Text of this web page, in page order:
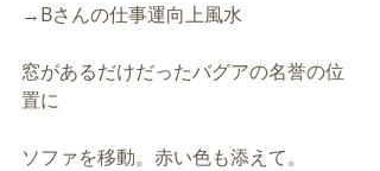
→Bさんの仕事運向上風水
窓があるだけだったバグアの名誉の位
置に
ソファを移動。赤い色も添えて。